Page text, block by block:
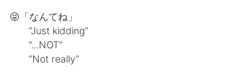
Español
Français
😜「なんてね」
“Just kidding”
“...NOT”
“Not really”